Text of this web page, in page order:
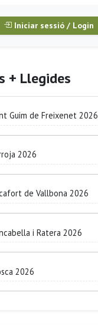
Iniciar sessió / Login
+ Llegides
Guim de Freixenet 2026
2026
de Vallbona 2026
i Ratera 2026
2026